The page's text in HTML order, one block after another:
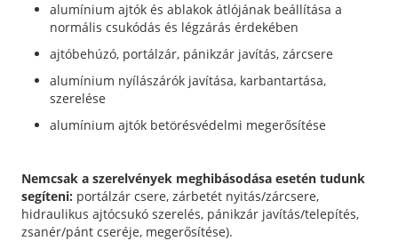
alumínium ajtók és ablakok átlójának beállítása a
normális csukódás és légzárás érdekében
ajtóbehúzó, portálzár, pánikzár javítás, zárcsere
alumínium nyílászárók javítása, karbantartása,
szerelése
alumínium ajtók betörésvédelmi megerősítése
Nemcsak a szerelvények meghibásodása esetén tudunk
segíteni: portálzár csere, zárbetét nyitás/zárcsere,
hidraulikus ajtócsukó szerelés, pánikzár javítás/telepítés,
zsanér/pánt cseréje, megerősítése).